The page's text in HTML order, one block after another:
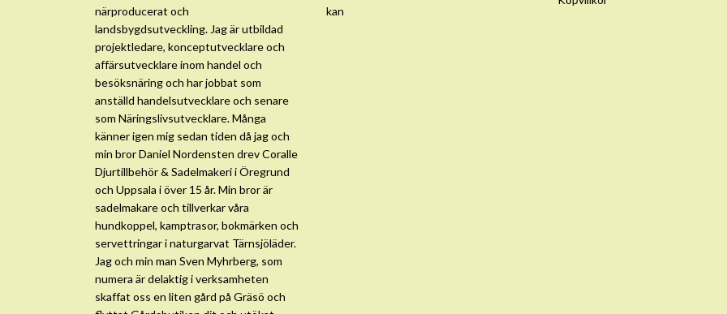
närproducerat och
landsbygdsutveckling. Jag är utbildad
projektledare, konceptutvecklare och
affärsutvecklare inom handel och
besöksnäring och har jobbat som
anställd handelsutvecklare och senare
som Näringslivsutvecklare. Många
känner igen mig sedan tiden då jag och
min bror Daniel Nordensten drev Coralle
Djurtillbehör & Sadelmakeri i Öregrund
och Uppsala i över 15 år. Min bror är
sadelmakare och tillverkar våra
hundkoppel, kamptrasor, bokmärken och
servettringar i naturgarvat Tärnsjöläder.
Jag och min man Sven Myhrberg, som
numera är delaktig i verksamheten
skaffat oss en liten gård på Gräsö och
kan